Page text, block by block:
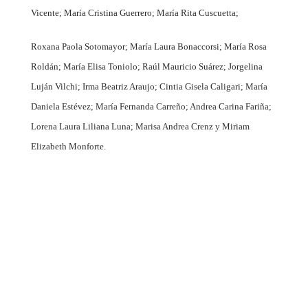
Vicente; María Cristina Guerrero; María Rita Cuscuetta;
Roxana Paola Sotomayor; María Laura Bonaccorsi; María Rosa
Roldán; María Elisa Toniolo; Raúl Mauricio Suárez; Jorgelina
Luján Vilchi; Irma Beatriz Araujo; Cintia Gisela Caligari; María
Daniela Estévez; María Fernanda Carreño; Andrea Carina Fariña;
Lorena Laura Liliana Luna; Marisa Andrea Crenz y Miriam
Elizabeth Monforte.